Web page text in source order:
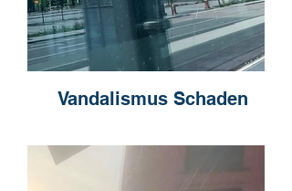
Vandalismus Schaden